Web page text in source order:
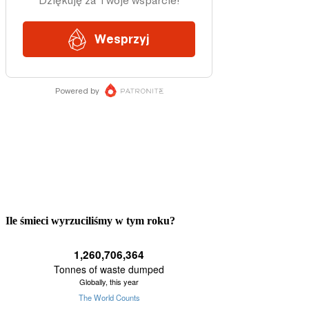
Ile śmieci wyrzuciliśmy w tym roku?